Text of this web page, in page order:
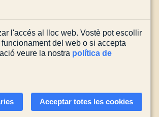
Actualitzada el03/08/2026
l'accés al lloc web. Vostè pot escollir
del web o si accepta
veure la nostra política de
Acceptar totes les cookies